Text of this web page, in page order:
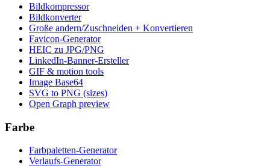
Bildkompressor
Bildkonverter
Große andern/Zuschneiden + Konvertieren
Favicon-Generator
HEIC zu JPG/PNG
LinkedIn-Banner-Ersteller
GIF & motion tools
Image Base64
SVG to PNG (sizes)
Open Graph preview
Farbe
Farbpaletten-Generator
Verlaufs-Generator